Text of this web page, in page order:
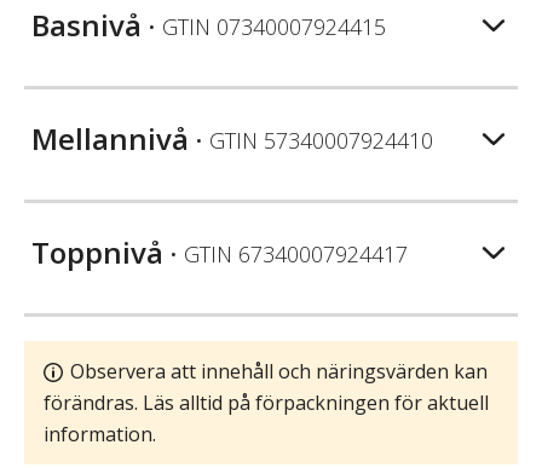
Basnivå • GTIN 07340007924415
Mellannivå • GTIN 57340007924410
Toppnivå • GTIN 67340007924417
Observera att innehåll och näringsvärden kan
förändras. Läs alltid på förpackningen för aktuell
information.